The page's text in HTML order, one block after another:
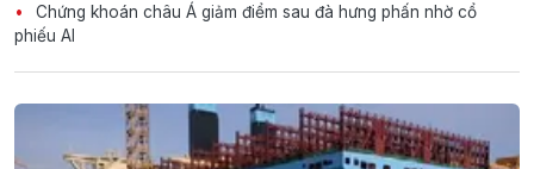
Chứng khoán châu Á giảm điểm sau đà hưng phấn nhờ cổ
phiếu AI